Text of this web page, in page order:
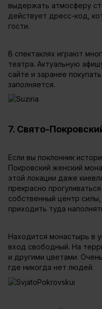
выдержать атмосферу
действует дресс-код,
гости.
В спектаклях играют
театра. Актуальную
сайте и заранее
заполняется.
7. Свято-
Если вы поклонник
Покровский женский
этой локации даже
прекрасно
собственный центр
приходить туда
Находится монастырь в
вход свободный. На
и другими цветами.
где никогда нет людей.